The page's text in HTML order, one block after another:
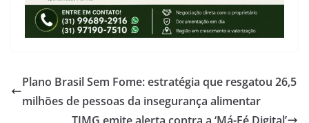
Plano Brasil Sem Fome: estratégia que resgatou 26,5
milhões de pessoas da insegurança alimentar